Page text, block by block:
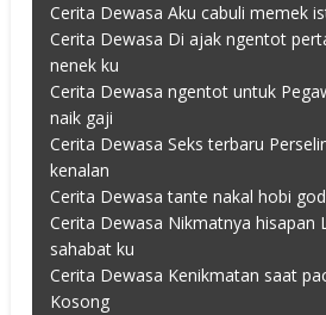
Cerita Dewasa Aku cabuli memek
Cerita Dewasa Di ajak ngentot
nenek ku
Cerita Dewasa ngentot untuk
naik gaji
Cerita Dewasa Seks terbaru
kenalan
Cerita Dewasa tante nakal hobi
Cerita Dewasa Nikmatnya hisapan
sahabat ku
Cerita Dewasa Kenikmatan saat
Kosong